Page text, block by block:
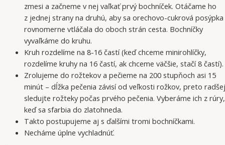
zmesi a začneme v nej vaľkať prvý bochníček. Otáčame ho
z jednej strany na druhú, aby sa orechovo-cukrová posýpka
rovnomerne vtláčala do oboch strán cesta. Bochníčky
vyvaľkáme do kruhu.
Kruh rozdelíme na 8-16 častí (keď chceme minirohlíčky,
rozdelíme kruhy na 16 častí, ak chceme väčšie, stačí 8 častí).
Zrolujeme do rožtekov a pečieme na 200 stupňoch asi 15
minút – dĺžka pečenia závisí od veľkosti rožkov, preto radšej
sledujte rožteky počas prvého pečenia. Vyberáme ich z rúry,
keď sa sfarbia do zlatohneda.
Takto postupujeme aj s ďalšími tromi bochníčkami.
Necháme úplne vychladnúť.